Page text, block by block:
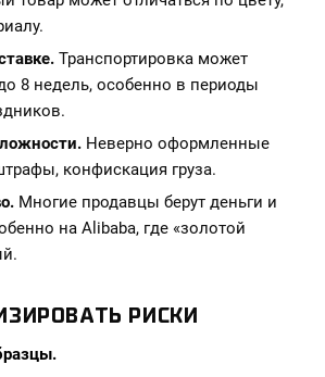
Транспортировка может
8 недель, особенно в периоды
Неверно оформленные
конфискация груза.
Многие продавцы берут деньги и
на Alibaba, где «золотой
РИСКИ